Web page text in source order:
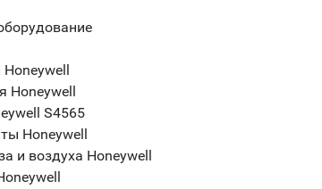
Honeywell
S4565
Honeywell
и воздуха Honeywell